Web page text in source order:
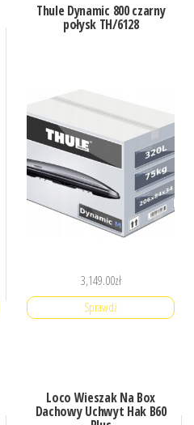
Thule Dynamic 800 czarny
połysk TH/6128
3,149.00zł
Sprawdź
Loco Wieszak Na Box
Dachowy Uchwyt Hak B60